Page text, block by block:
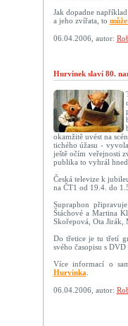
Jak dopadne
a jeho zvířata, to
06.04.2006, autor:
Hurvínek slaví 80.
okamžitě uvést na
tichého úžasu -
ještě očím veřejnosti
publika to vyhrál
Česká televize k
na ČT1 od 19.4. do
Supraphon
Štáchové a Martina
Skořepová, Ota Jirák,
Do třetice je tu třetí
svého časopisu s
Více informací o
Hurvínka
06.04.2006, autor: